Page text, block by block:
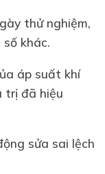
thử nghiệm,
khác.
áp suất khí
trị đã hiệu
sửa sai lệch